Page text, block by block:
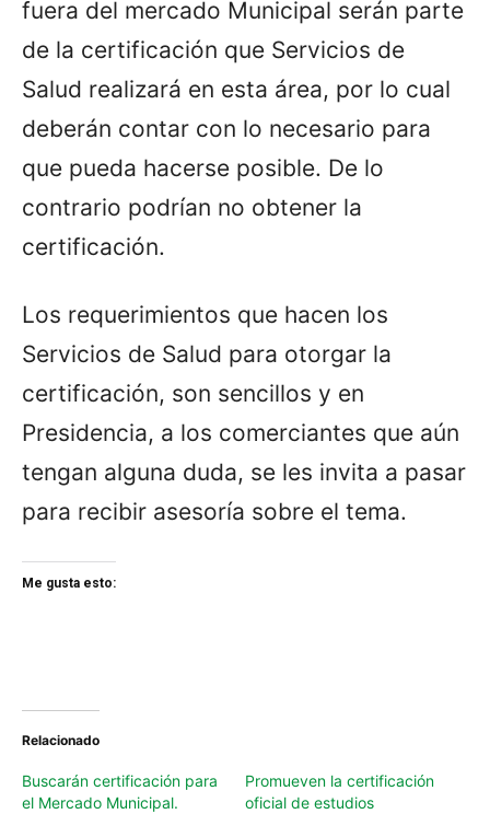
fuera del mercado Municipal serán parte
de la certificación que Servicios de
Salud realizará en esta área, por lo cual
deberán contar con lo necesario para
que pueda hacerse posible. De lo
contrario podrían no obtener la
certificación.
Los requerimientos que hacen los
Servicios de Salud para otorgar la
certificación, son sencillos y en
Presidencia, a los comerciantes que aún
tengan alguna duda, se les invita a pasar
para recibir asesoría sobre el tema.
Me gusta esto:
Relacionado
Buscarán certificación para
el Mercado Municipal.
Promueven la certificación
oficial de estudios